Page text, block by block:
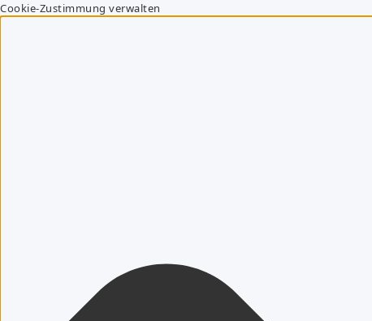
Cookie-Zustimmung verwalten